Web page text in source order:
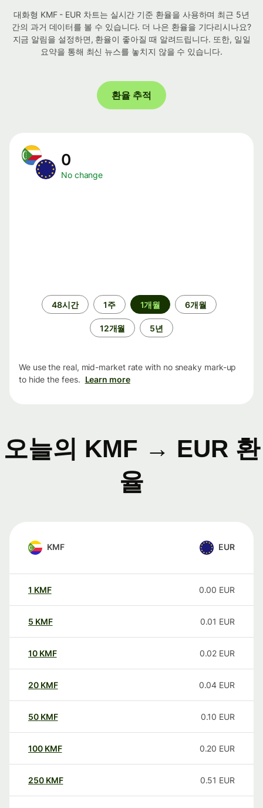
대화형 KMF - EUR 차트는 실시간 기준 환율을 사용하며 최근 5년
간의 과거 데이터를 볼 수 있습니다. 더 나은 환율을 기다리시나요?
지금 알림을 설정하면, 환율이 좋아질 때 알려드립니다. 또한, 일일
요약을 통해 최신 뉴스를 놓치지 않을 수 있습니다.
환율 추적
0
No change
48시간 1주 1개월 6개월
12개월 5년
We use the real, mid-market rate with no sneaky mark-up
to hide the fees. Learn more
오늘의 KMF → EUR 환
율
KMF EUR
1 KMF 0.00 EUR
5 KMF 0.01 EUR
10 KMF 0.02 EUR
20 KMF 0.04 EUR
50 KMF 0.10 EUR
100 KMF 0.20 EUR
250 KMF 0.51 EUR